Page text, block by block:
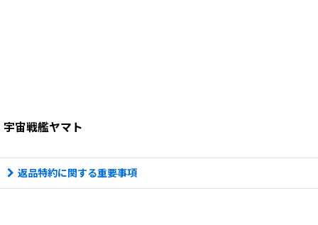
宇宙戦艦ヤマト
返品特約に関する重要事項